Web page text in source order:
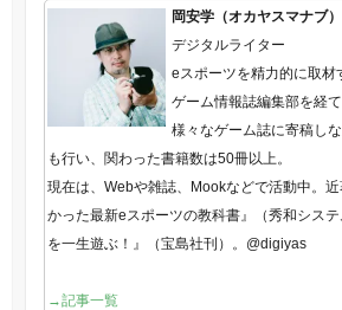
岡安学（オカヤスマナブ）
デジタルライター
eスポーツを精力的に取材
ゲーム情報誌編集部を経
様々なゲーム誌に寄稿し
も行い、関わった書籍数は50冊以上。
現在は、Webや雑誌、Mookなどで活動中。
かった最新eスポーツの教科書』（秀和シス
を一生遊ぶ！』（宝島社刊）。@digiyas
→記事一覧